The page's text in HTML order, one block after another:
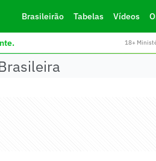
Brasileirão Tabelas Vídeos
18+